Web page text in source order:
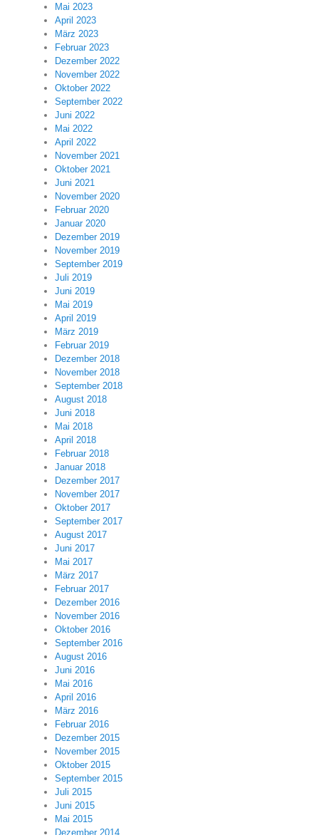
Mai 2023
April 2023
März 2023
Februar 2023
Dezember 2022
November 2022
Oktober 2022
September 2022
Juni 2022
Mai 2022
April 2022
November 2021
Oktober 2021
Juni 2021
November 2020
Februar 2020
Januar 2020
Dezember 2019
November 2019
September 2019
Juli 2019
Juni 2019
Mai 2019
April 2019
März 2019
Februar 2019
Dezember 2018
November 2018
September 2018
August 2018
Juni 2018
Mai 2018
April 2018
Februar 2018
Januar 2018
Dezember 2017
November 2017
Oktober 2017
September 2017
August 2017
Juni 2017
Mai 2017
März 2017
Februar 2017
Dezember 2016
November 2016
Oktober 2016
September 2016
August 2016
Juni 2016
Mai 2016
April 2016
März 2016
Februar 2016
Dezember 2015
November 2015
Oktober 2015
September 2015
Juli 2015
Juni 2015
Mai 2015
Dezember 2014